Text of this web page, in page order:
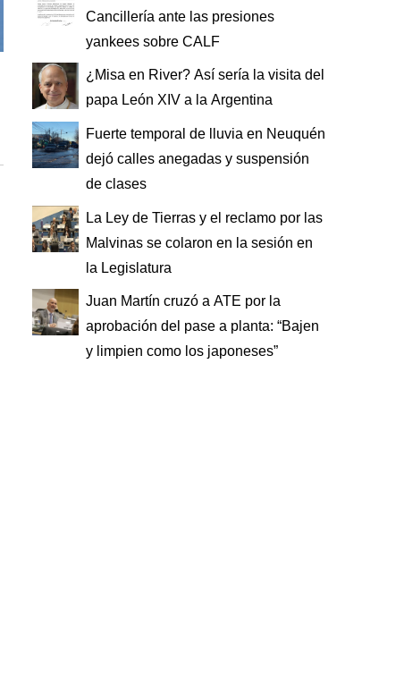
Cancillería ante las presiones
yankees sobre CALF
¿Misa en River? Así sería la visita del
papa León XIV a la Argentina
Fuerte temporal de lluvia en Neuquén
dejó calles anegadas y suspensión
de clases
La Ley de Tierras y el reclamo por las
Malvinas se colaron en la sesión en
la Legislatura
Juan Martín cruzó a ATE por la
aprobación del pase a planta: “Bajen
y limpien como los japoneses”